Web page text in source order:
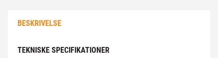
BESKRIVELSE
TEKNISKE SPECIFIKATIONER